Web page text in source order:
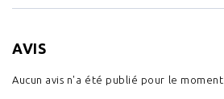
AVIS
Aucun avis n'a été publié pour le moment.